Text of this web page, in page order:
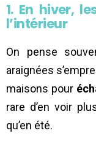
1. En hiver,
l’intérieur
On pense
araignées
maisons pour
rare d’en voir
qu’en été.